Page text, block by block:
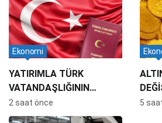
YATIRIMLA TÜRK
VATANDAŞLIĞININ
BİLANÇOSU: 174 BİN
KİŞİYE VATANDAŞLIK, 16
Ekonomi
2 saat önce 5